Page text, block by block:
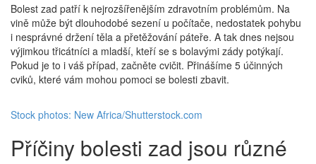
Bolest zad patří k nejrozšířenějším zdravotním problémům. Na
vině může být dlouhodobé sezení u počítače, nedostatek pohybu
i nesprávné držení těla a přetěžování páteře. A tak dnes nejsou
výjimkou třicátníci a mladší, kteří se s bolavými zády potýkají.
Pokud je to i váš případ, začněte cvičit. Přinášíme 5 účinných
cviků, které vám mohou pomoci se bolesti zbavit.
Stock photos: New Africa/Shutterstock.com
Příčiny bolesti zad jsou různé